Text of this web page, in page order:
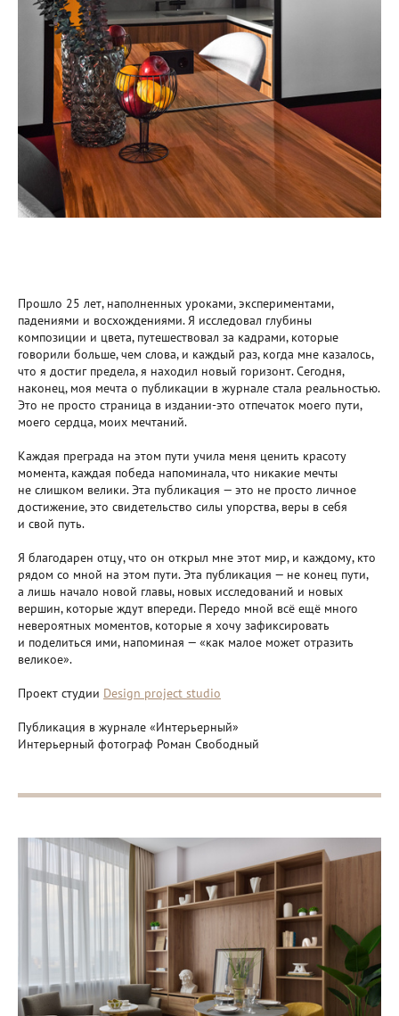
Прошло 25 лет, наполненных уроками, экспериментами,
падениями и восхождениями. Я исследовал глубины
композиции и цвета, путешествовал за кадрами, которые
говорили больше, чем слова, и каждый раз, когда мне казалось,
что я достиг предела, я находил новый горизонт. Сегодня,
наконец, моя мечта о публикации в журнале стала реальностью.
Это не просто страница в издании-это отпечаток моего пути,
моего сердца, моих мечтаний.
Каждая преграда на этом пути учила меня ценить красоту
момента, каждая победа напоминала, что никакие мечты
не слишком велики. Эта публикация — это не просто личное
достижение, это свидетельство силы упорства, веры в себя
и свой путь.
Я благодарен отцу, что он открыл мне этот мир, и каждому, кто
рядом со мной на этом пути. Эта публикация — не конец пути,
а лишь начало новой главы, новых исследований и новых
вершин, которые ждут впереди. Передо мной всё ещё много
невероятных моментов, которые я хочу зафиксировать
и поделиться ими, напоминая — «как малое может отразить
великое».
Проект студии Design project studio
Публикация в журнале «Интерьерный»
Интерьерный фотограф Роман Свободный